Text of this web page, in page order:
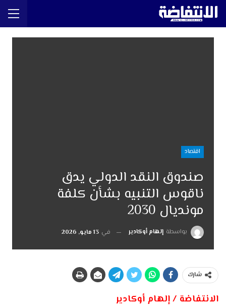
اقتصاد
صندوق النقد الدولي يدق
ناقوس التنبيه بشأن كلفة
مونديال 2030
بواسطة إلهام أوكادير في 13 مايو, 2026
شارك
الانتفاضة / إلهام أوكادير